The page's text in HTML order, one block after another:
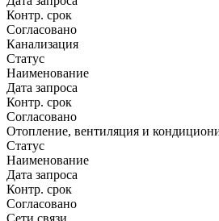
Контр. срок
Согласовано
Канализация
Статус
Наименование
Дата запроса
Контр. срок
Согласовано
Отопление, вентиляция и
Статус
Наименование
Дата запроса
Контр. срок
Согласовано
Сети связи